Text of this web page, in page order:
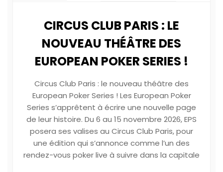
CIRCUS CLUB PARIS : LE
NOUVEAU THÉÂTRE DES
EUROPEAN POKER SERIES !
Circus Club Paris : le nouveau théâtre des
European Poker Series ! Les European Poker
Series s’apprêtent à écrire une nouvelle page
de leur histoire. Du 6 au 15 novembre 2026, EPS
posera ses valises au Circus Club Paris, pour
une édition qui s’annonce comme l’un des
rendez-vous poker live à suivre dans la capitale